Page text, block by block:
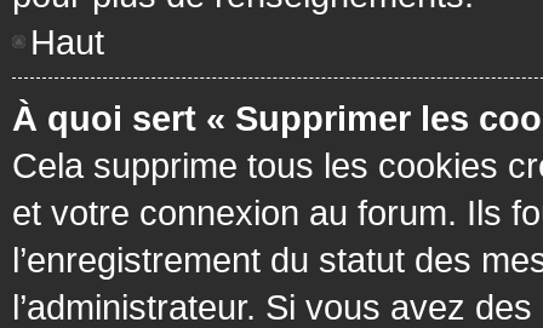
Haut
À quoi sert « Supprimer les
Cela supprime tous les cookies
et votre connexion au forum. Ils
l’enregistrement du statut des
l’administrateur. Si vous avez